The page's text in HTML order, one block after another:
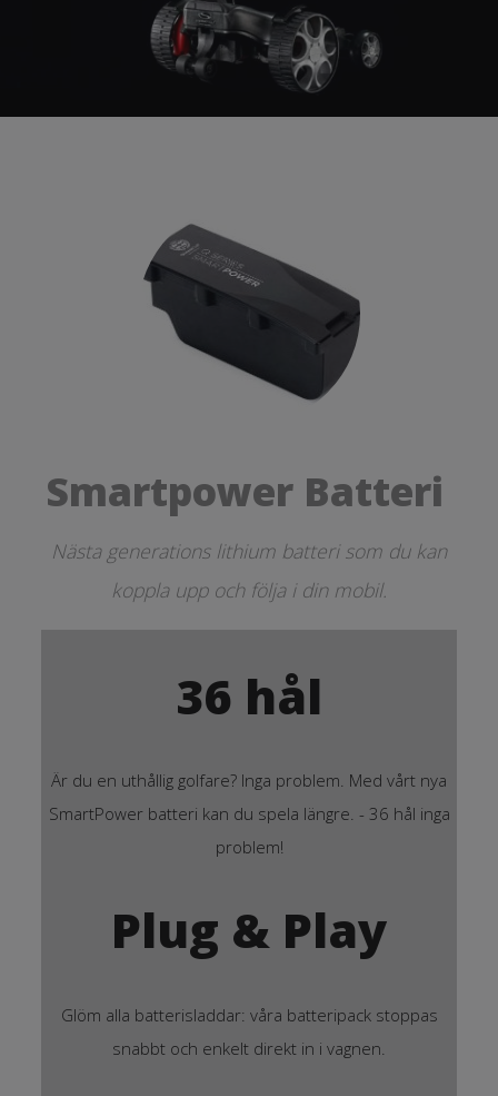
Smartpower Batteri
Nästa generations lithium batteri som du kan
koppla upp och följa i din mobil.
36 hål
Är du en uthållig golfare? Inga problem. Med vårt nya
SmartPower batteri kan du spela längre. - 36 hål inga
problem!
Plug & Play
Glöm alla batterisladdar: våra batteripack stoppas
snabbt och enkelt direkt in i vagnen.